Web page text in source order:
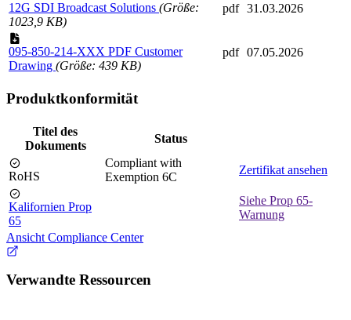
12G SDI Broadcast Solutions (Größe:
1023,9 KB)
pdf 31.03.2026
095-850-214-XXX PDF Customer
Drawing (Größe: 439 KB)
pdf 07.05.2026
Produktkonformität
Titel des
Dokuments
Status
RoHS
Compliant with
Exemption 6C
Zertifikat ansehen
Kalifornien Prop
65
Siehe Prop 65-
Warnung
Ansicht Compliance Center
Verwandte Ressourcen